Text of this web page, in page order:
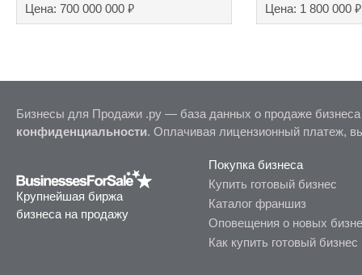
Цена: 700 000 000 ₽
Цена: 1 800 000₽
Бизнесы для Продажи .ру — база данных о продаже
конфиденциальности. Оплачивая лицензионный платеж,
Крупнейшая биржа
бизнеса на продажу
Покупка бизнеса
Купить готовый бизнес
Каталог франшиз
Оповещения о новых
Как купить готовый бизнес